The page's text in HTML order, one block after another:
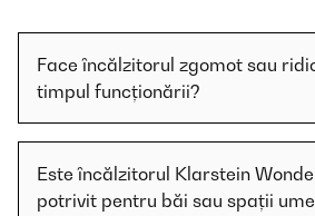
Face încălzitorul zgomot sau
timpul funcționării?
Este încălzitorul Klarstein
potrivit pentru băi sau spații